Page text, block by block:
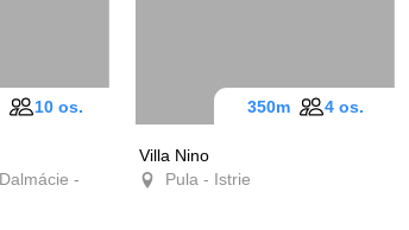
-
10 os.
Villa Nino
Pula - Istrie
350m 4 os.